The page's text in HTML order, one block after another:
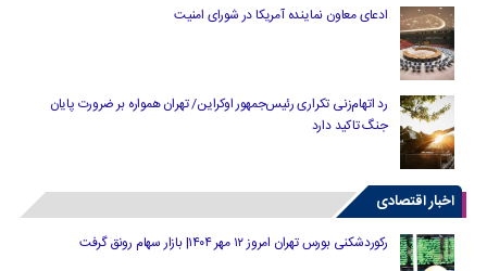
ادعای معاون نماینده آمریکا در شورای امنیت
رد اتهام‌زنی تکراری رئیس‌جمهور اوکراین/ تهران همواره بر ضرورت پایان
جنگ تاکید دارد
اخبار اقتصادی
رکوردشکنی بورس تهران امروز ۱۲ مهر ۱۴۰۴| بازار سهام رونق گرفت